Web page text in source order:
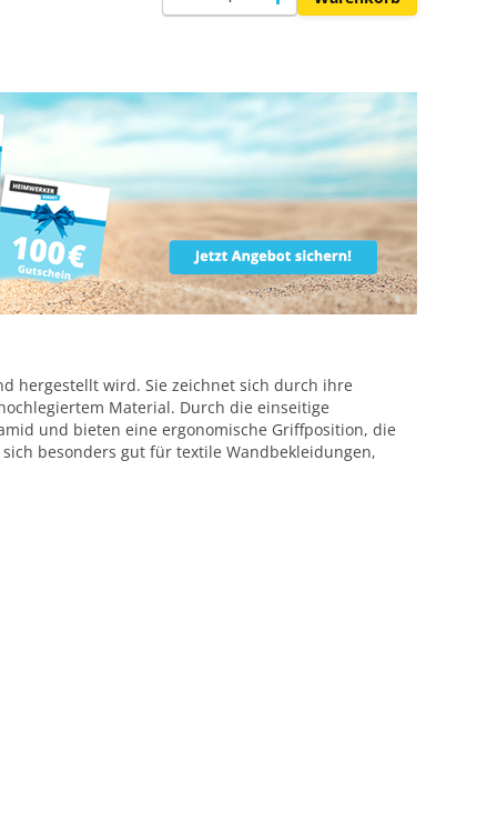
hergestellt wird. Sie zeichnet sich durch ihre
Material. Durch die einseitige
und bieten eine ergonomische Griffposition, die
besonders gut für textile Wandbekleidungen,